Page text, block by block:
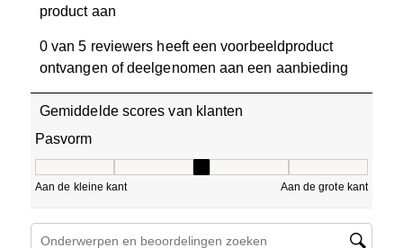
product aan
0 van 5 reviewers heeft een voorbeeldproduct
ontvangen of deelgenomen aan een aanbieding
Gemiddelde scores van klanten
Pasvorm
Aan de kleine kant Aan de grote kant
Onderwerpen en beoordelingen zoeken per regio